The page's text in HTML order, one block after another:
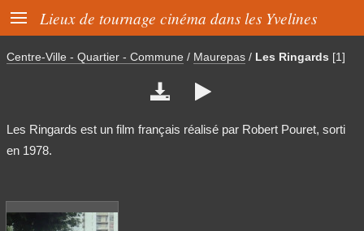
 Lieux de tournage cinéma dans les Yvelines
Centre-Ville - Quartier - Commune / Maurepas / Les Ringards [1]
 
Les Ringards est un film français réalisé par Robert Pouret, sorti
en 1978.